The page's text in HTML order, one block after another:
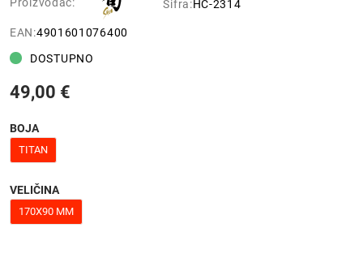
Proizvođač: Šifra:HC-2314
EAN:4901601076400
DOSTUPNO
49,00 €
BOJA
TITAN
VELIČINA
170X90 MM